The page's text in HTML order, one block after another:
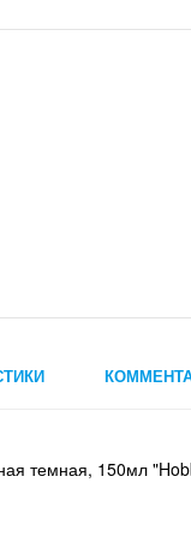
темная, 150мл